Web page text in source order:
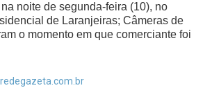
noite de segunda-feira (10), no
de Laranjeiras; Câmeras de
o momento em que comerciante foi